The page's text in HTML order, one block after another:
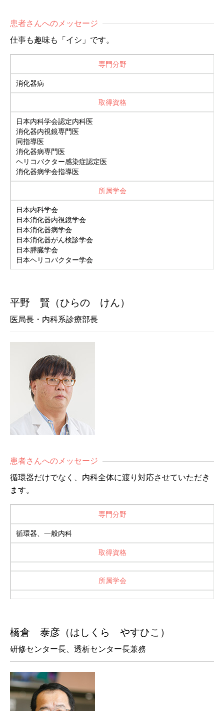
患者さんへのメッセージ
仕事も趣味も「イシ」です。
専門分野
消化器病
取得資格
日本内科学会認定内科医
消化器内視鏡専門医
同指導医
消化器病専門医
ヘリコバクター感染症認定医
消化器病学会指導医
所属学会
日本内科学会
日本消化器内視鏡学会
日本消化器病学会
日本消化器がん検診学会
日本膵臓学会
日本ヘリコバクター学会
平野 賢（ひらの けん）
医局長・内科系診療部長
患者さんへのメッセージ
循環器だけでなく、内科全体に渡り対応させていただき
ます。
専門分野
循環器、一般内科
取得資格
所属学会
橋倉 泰彦（はしくら やすひこ）
研修センター長、透析センター長兼務